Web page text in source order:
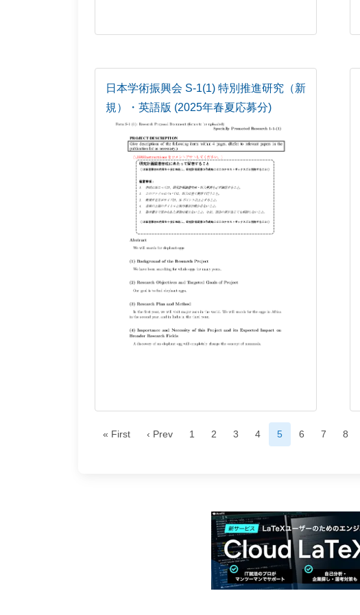
日本学術振興会 S-1(1) 特別推進研究（新
規）・英語版 (2025年春夏応募分)
« First ‹ Prev 1 2 3 4 5 6 7 8